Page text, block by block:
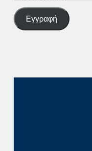
Εγγραφή